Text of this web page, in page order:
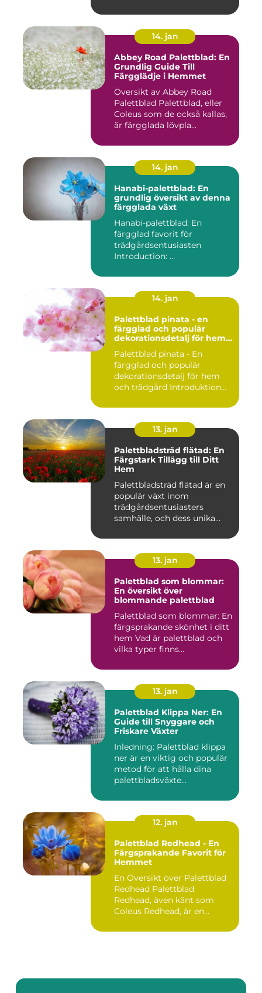
14. jan
Abbey Road Palettblad: En
Grundlig Guide Till
Färgglädje i Hemmet
Översikt av Abbey Road
Palettblad Palettblad, eller
Coleus som de också kallas,
är färgglada lövpla...
14. jan
Hanabi-palettblad: En
grundlig översikt av denna
färgglada växt
Hanabi-palettblad: En
färgglad favorit för
trädgårdsentusiasten
Introduction: ...
14. jan
Palettblad pinata - en
färgglad och populär
dekorationsdetalj för hem
Palettblad pinata - En
färgglad och populär
dekorationsdetalj för hem
och trädgård Introduktion
13. jan
Palettbladsträd flätad: En
Färgstark Tillägg till Ditt
Hem
Palettbladsträd flätad är en
populär växt inom
trädgårdsentusiasters
samhälle, och dess unika
13. jan
Palettblad som blommar:
En översikt över
blommande palettblad
Palettblad som blommar: En
färgsprakande skönhet i ditt
hem Vad är palettblad och
vilka typer finns...
13. jan
Palettblad Klippa Ner: En
Guide till Snyggare och
Friskare Växter
Inledning: Palettblad klippa
ner är en viktig och populär
metod för att hålla dina
palettbladsväxte...
12. jan
Palettblad Redhead - En
Färgsprakande Favorit för
Hemmet
En Översikt över Palettblad
Redhead Palettblad
Redhead, även känt som
Coleus Redhead, är en